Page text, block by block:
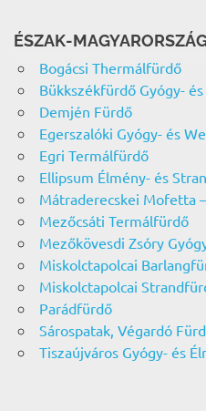
ÉSZAK-
Bogácsi Thermálfürdő
Bükkszékfürdő Gyógy-
Demjén Fürdő
Egerszalóki Gyógy- és
Egri Termálfürdő
Ellipsum Élmény- és
Mátraderecskei Mofetta
Mezőcsáti Termálfürdő
Mezőkövesdi Zsóry
Miskolctapolcai
Miskolctapolcai
Parádfürdő
Sárospatak, Végardó
Tiszaújváros Gyógy- és